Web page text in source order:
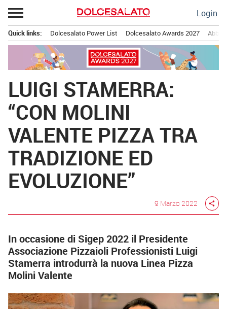
Passa
al
contenuto
Login
principale
Quick links: Dolcesalato Power List Dolcesalato Awards 2027
LUIGI STAMERRA:
“CON MOLINI
VALENTE PIZZA TRA
TRADIZIONE ED
EVOLUZIONE”
9 Marzo 2022 share
In occasione di Sigep 2022 il Presidente
Associazione Pizzaioli Professionisti Luigi
Stamerra introdurrà la nuova Linea Pizza
Molini Valente